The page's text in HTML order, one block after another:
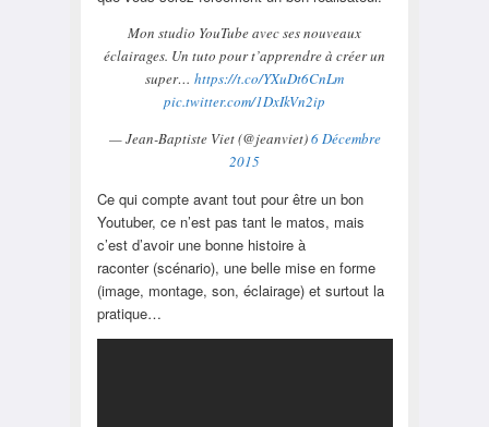
Mon studio YouTube avec ses nouveaux
éclairages. Un tuto pour t’apprendre à créer un
super… https://t.co/YXuDt6CnLm
pic.twitter.com/1DxIkVn2ip
— Jean-Baptiste Viet (@jeanviet)6 Décembre
2015
Ce qui compte avant tout pour être un bon
Youtuber, ce n’est pas tant le matos, mais
c’est d’avoir une bonne histoire à
raconter (scénario), une belle mise en forme
(image, montage, son, éclairage) et surtout la
pratique…